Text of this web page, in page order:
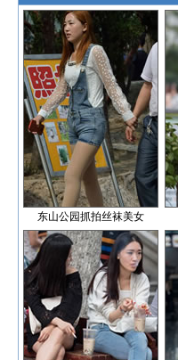
东山公园抓拍丝袜美女